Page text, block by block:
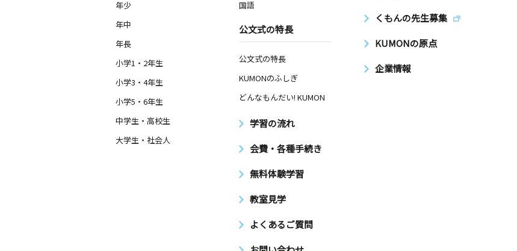
年少
年中
年長
小学1・2年生
小学3・4年生
小学5・6年生
中学生・高校生
大学生・社会人
国語
公文式の特長
公文式の特長
KUMONのふしぎ
どんなもんだい! KUMON
学習の流れ
会費・各種手続き
無料体験学習
教室見学
よくあるご質問
くもんの先生募集
KUMONの原点
企業情報